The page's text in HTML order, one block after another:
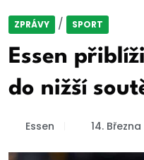
ZPRÁVY / SPORT
Essen
do nižší
Essen 14.